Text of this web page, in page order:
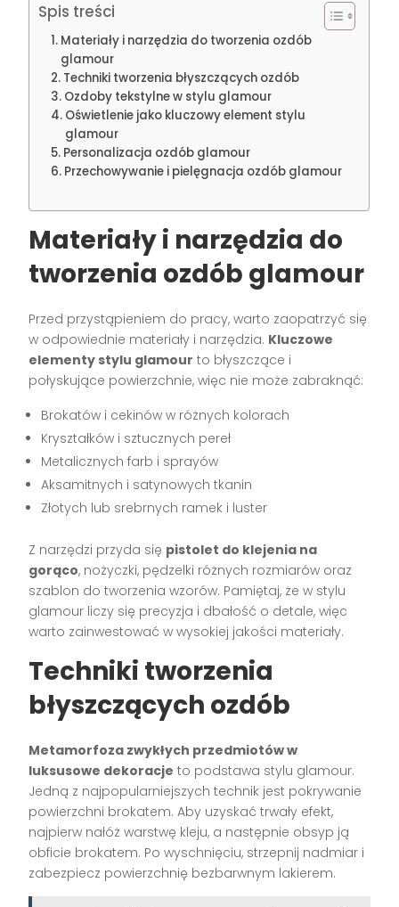
Spis treści
Materiały i narzędzia do tworzenia ozdób
glamour
Techniki tworzenia błyszczących ozdób
Ozdoby tekstylne w stylu glamour
Oświetlenie jako kluczowy element stylu
glamour
Personalizacja ozdób glamour
Przechowywanie i pielęgnacja ozdób glamour
Materiały i narzędzia do
tworzenia ozdób glamour
Przed przystąpieniem do pracy, warto zaopatrzyć się
w odpowiednie materiały i narzędzia. Kluczowe
elementy stylu glamour to błyszczące i
połyskujące powierzchnie, więc nie może zabraknąć:
Brokatów i cekinów w różnych kolorach
Kryształków i sztucznych pereł
Metalicznych farb i sprayów
Aksamitnych i satynowych tkanin
Złotych lub srebrnych ramek i luster
Z narzędzi przyda się pistolet do klejenia na
gorąco, nożyczki, pędzelki różnych rozmiarów oraz
szablon do tworzenia wzorów. Pamiętaj, że w stylu
glamour liczy się precyzja i dbałość o detale, więc
warto zainwestować w wysokiej jakości materiały.
Techniki tworzenia
błyszczących ozdób
Metamorfoza zwykłych przedmiotów w
luksusowe dekoracje to podstawa stylu glamour.
Jedną z najpopularniejszych technik jest pokrywanie
powierzchni brokatem. Aby uzyskać trwały efekt,
najpierw nałóż warstwę kleju, a następnie obsyp ją
obficie brokatem. Po wyschnięciu, strzepnij nadmiar i
zabezpiecz powierzchnię bezbarwnym lakierem.